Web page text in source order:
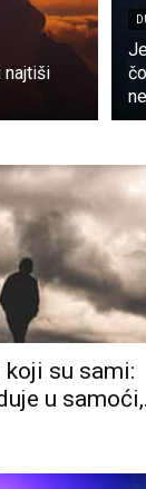
najtiši
su sami:
u